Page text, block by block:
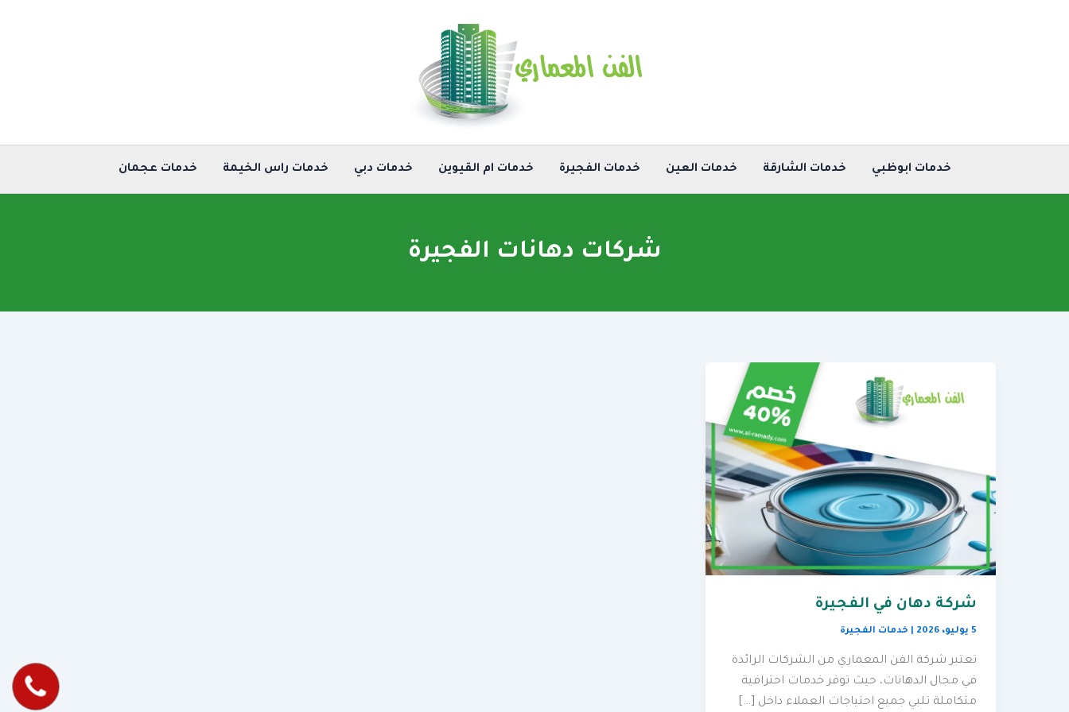
خدمات ابوظبي خدمات الشارقة خدمات العين خدمات الفجيرة خدمات ام القيوين خدمات دبي خدمات راس الخيمة خدمات عجمان
شركات دهانات الفجيرة
شركة دهان في الفجيرة
5 يوليو، 2026 خدمات الفجيرة
تعتبر شركة الفن المعماري من الشركات الرائدة
في مجال الدهانات، حيث توفر خدمات احترافية
متكاملة تلبي جميع احتياجات العملاء داخل […]